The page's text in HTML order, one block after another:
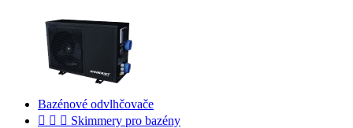
Bazénové odvlhčovače
   Skimmery pro bazény